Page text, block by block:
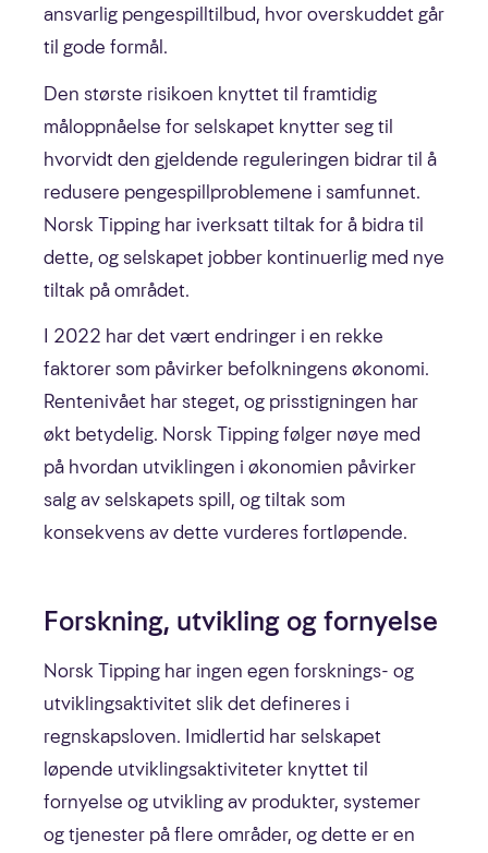
ansvarlig pengespilltilbud, hvor overskuddet går
til gode formål.
Den største risikoen knyttet til framtidig
måloppnåelse for selskapet knytter seg til
hvorvidt den gjeldende reguleringen bidrar til å
redusere pengespillproblemene i samfunnet.
Norsk Tipping har iverksatt tiltak for å bidra til
dette, og selskapet jobber kontinuerlig med nye
tiltak på området.
I 2022 har det vært endringer i en rekke
faktorer som påvirker befolkningens økonomi.
Rentenivået har steget, og prisstigningen har
økt betydelig. Norsk Tipping følger nøye med
på hvordan utviklingen i økonomien påvirker
salg av selskapets spill, og tiltak som
konsekvens av dette vurderes fortløpende.
Forskning, utvikling og fornyelse
Norsk Tipping har ingen egen forsknings- og
utviklingsaktivitet slik det defineres i
regnskapsloven. Imidlertid har selskapet
løpende utviklingsaktiviteter knyttet til
fornyelse og utvikling av produkter, systemer
og tjenester på flere områder, og dette er en